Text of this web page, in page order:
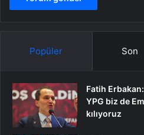
Popüler Son
Fatih
YPG biz de
kılıyoruz